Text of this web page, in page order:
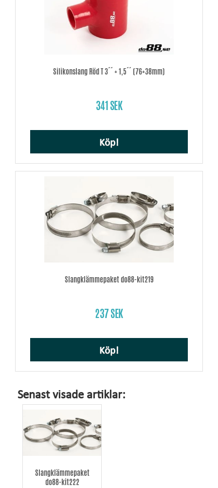
Silikonslang Röd T 3´´ + 1,5´´ (76+38mm)
341 SEK
Köp!
Slangklämmepaket do88-kit219
237 SEK
Köp!
Senast visade artiklar:
Slangklämmepaket
do88-kit222